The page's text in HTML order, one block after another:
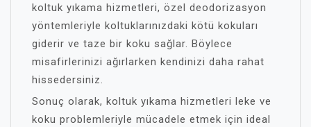
koltuk yıkama hizmetleri, özel deodorizasyon
yöntemleriyle koltuklarınızdaki kötü kokuları
giderir ve taze bir koku sağlar. Böylece
misafirlerinizi ağırlarken kendinizi daha rahat
hissedersiniz.
Sonuç olarak, koltuk yıkama hizmetleri leke ve
koku problemleriyle mücadele etmek için ideal